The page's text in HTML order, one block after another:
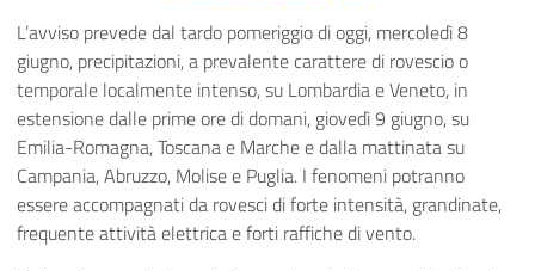
L’avviso prevede dal tardo pomeriggio di oggi, mercoledì 8
giugno, precipitazioni, a prevalente carattere di rovescio o
temporale localmente intenso, su Lombardia e Veneto, in
estensione dalle prime ore di domani, giovedì 9 giugno, su
Emilia-Romagna, Toscana e Marche e dalla mattinata su
Campania, Abruzzo, Molise e Puglia. I fenomeni potranno
essere accompagnati da rovesci di forte intensità, grandinate,
frequente attività elettrica e forti raffiche di vento.